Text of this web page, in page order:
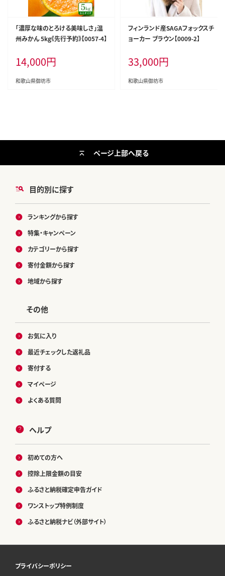
「濃厚な味のとろける美味しさ」温
州みかん 5kg《先行予約》【0057-4】
14,000円
和歌山県御坊市
フィンランド産SAGAフォックスチ
ョーカー ブラウン【0009-2】
33,000円
和歌山県御坊市
目的別に探す
ランキングから探す
特集・キャンペーン
カテゴリーから探す
寄付金額から探す
地域から探す
その他
お気に入り
最近チェックした返礼品
寄付する
マイページ
よくある質問
ヘルプ
初めての方へ
控除上限金額の目安
ふるさと納税確定申告ガイド
ワンストップ特例制度
ふるさと納税ナビ（外部サイト）
ページ上部へ戻る
プライバシーポリシー